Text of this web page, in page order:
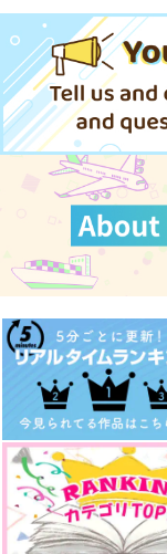
夏空
237円（税込）
アルハイゼン×カーヴェ
サンプル
作品詳細
いっぱい食べるきみが
好き！
えとせとら。